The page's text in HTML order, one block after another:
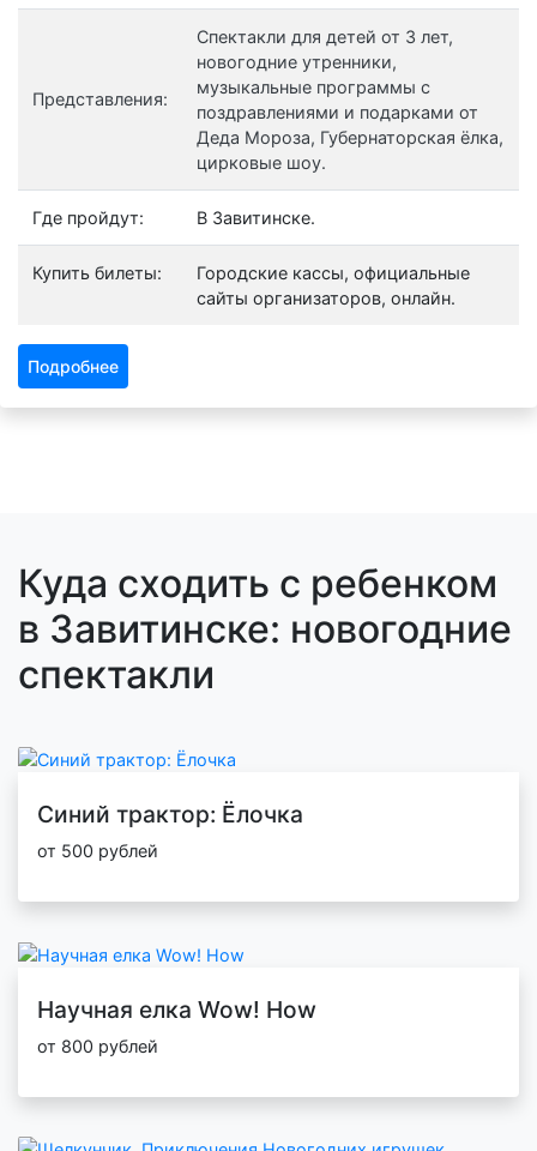
Представления:
Спектакли для детей от 3 лет,
новогодние утренники,
музыкальные программы с
поздравлениями и подарками от
Деда Мороза, Губернаторская ёлка,
цирковые шоу.
Где пройдут: В Завитинске.
Купить билеты:
Городские кассы, официальные
сайты организаторов, онлайн.
Подробнее
Куда сходить с ребенком
в Завитинске: новогодние
спектакли
Синий трактор: Ёлочка
от 500 рублей
Научная елка Wow! How
от 800 рублей